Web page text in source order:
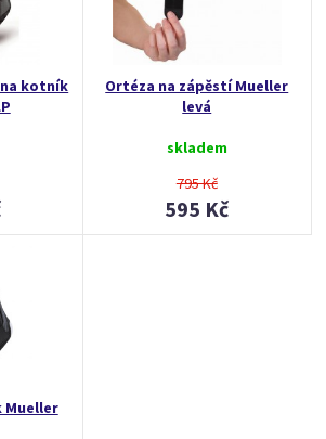
kotník
Ortéza na zápěstí Mueller
levá
skladem
795 Kč
595 Kč
Mueller